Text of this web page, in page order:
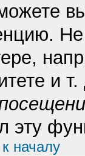
Не
и
эту
началу